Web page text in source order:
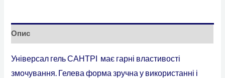
Опис
Універсал гель САНТРІ має гарні властивості
змочування. Гелева форма зручна у використанні і